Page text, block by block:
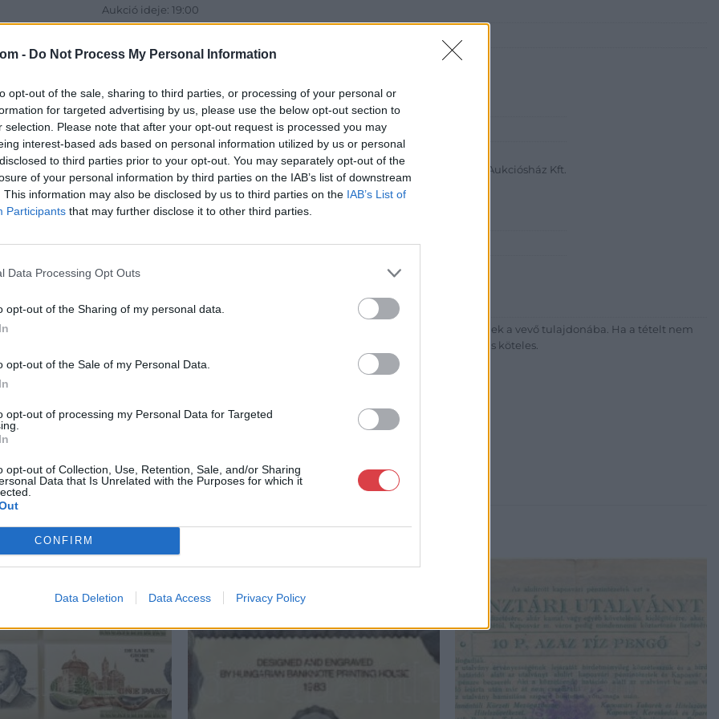
- Do Not Process My Personal Information
opt-out of the sale, sharing to third parties, or processing of your personal or
for targeted advertising by us, please use the below opt-out section to
selection. Please note that after your opt-out request is processed you may
interest-based ads based on personal information utilized by us or personal
to third parties prior to your opt-out. You may separately opt-out of the
of your personal information by third parties on the IAB’s list of downstream
This information may also be disclosed by us to third parties on the IAB’s List of
Participants that may further disclose it to other third parties.
Data Processing Opt Outs
opt-out of the Sharing of my personal data.
opt-out of the Sale of my Personal Data.
opt-out of processing my Personal Data for Targeted
opt-out of Collection, Use, Retention, Sale, and/or Sharing
Data that Is Unrelated with the Purposes for which it
CONFIRM
Data Deletion Data Access Privacy Policy
Aukció ideje: 19:00
Tételszám: 31801
Eladó adatai
Eladó:Darabanth Kft
Cím: Csonka Krisztián
Darabanth Bélyegkereskedelmi és Aukciósház Kft.
Budapest
Andrássy út 16.
1061
Telefon: 317-4757, 266-4154, 318-4035
http://darabanth.com
Bemutatkozás: A tételek a leütési ár + 25% jutalék megfizetése után kerülnek a vevő tulajdonába. Ha a tételt nem
személyesen veszik át, a vevő a postaköltség, biztosítási díj megfizetésére is köteles.